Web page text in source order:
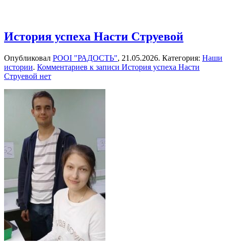
История успеха Насти Струевой
Опубликовал РООІ "РАДОСТЬ", 21.05.2026. Категория: Наши
истории. Комментариев к записи История успеха Насти
Струевой нет